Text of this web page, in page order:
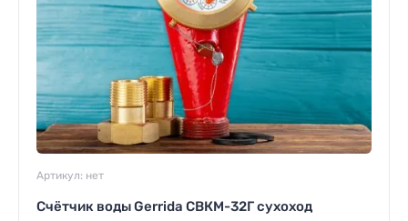
Артикул: нет
Счётчик воды Gerrida СВКМ-32Г сухоход